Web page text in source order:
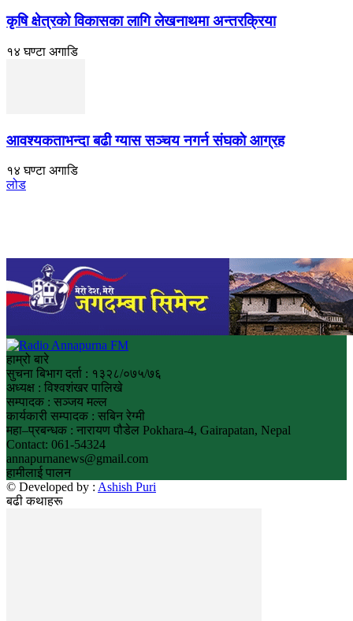
कृषि क्षेत्रको विकासका लागि लेखनाथमा अन्तरक्रिया
१४ घण्टा अगाडि
आवश्यकताभन्दा बढी ग्यास सञ्चय नगर्न संघकाे आग्रह
१४ घण्टा अगाडि
लोड
हाम्रो बारे
सुचना बिभाग दर्ता : १३२८/०७५/७६
अध्यक्ष : विश्वशंखर पालिखे
सम्पादक : सञ्जय मल्ल
कार्यकारी सम्पादक : सबिन रेग्मी
महा–प्रबन्धक : नारायण पौडेल Pokhara-4, Gairapatan, Nepal
Contact: 061-54324
annapurnanews@gmail.com
हामीलाई पालन
© Developed by : Ashish Puri
बढी कथाहरू